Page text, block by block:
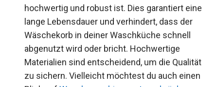
hochwertig und robust ist. Dies garantiert eine
lange Lebensdauer und verhindert, dass der
Wäschekorb in deiner Waschküche schnell
abgenutzt wird oder bricht. Hochwertige
Materialien sind entscheidend, um die Qualität
zu sichern. Vielleicht möchtest du auch einen